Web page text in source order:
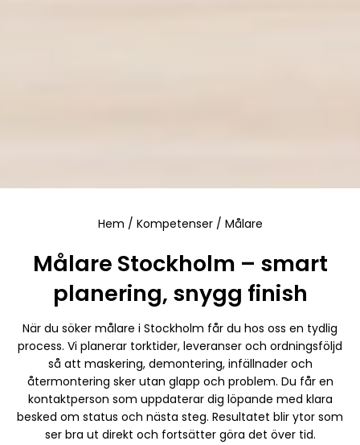
Hem / Kompetenser/ Målare
Målare Stockholm – smart
planering, snygg finish
När du söker målare i Stockholm får du hos oss en tydlig
process. Vi planerar torktider, leveranser och ordningsföljd
så att maskering, demontering, infällnader och
återmontering sker utan glapp och problem. Du får en
kontaktperson som uppdaterar dig löpande med klara
besked om status och nästa steg. Resultatet blir ytor som
ser bra ut direkt och fortsätter göra det över tid.